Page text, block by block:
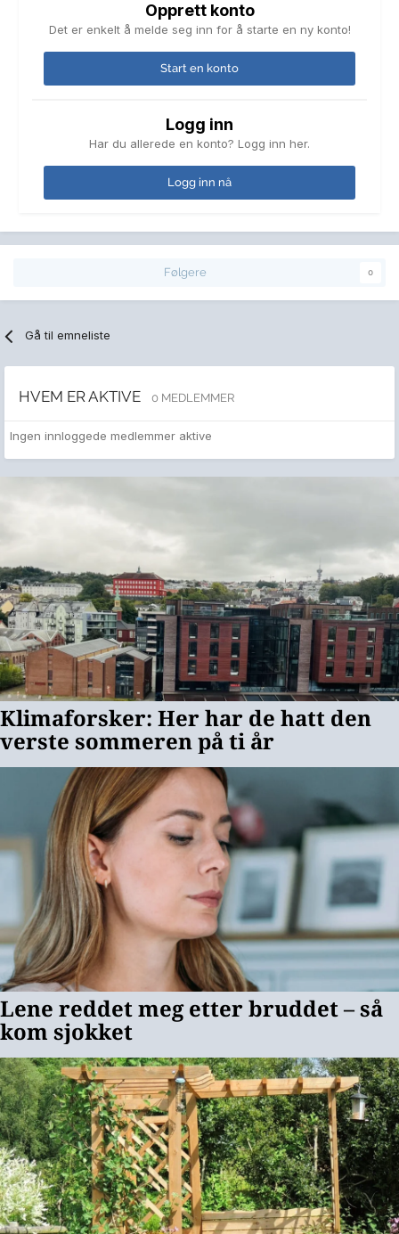
Opprett konto
Det er enkelt å melde seg inn for å starte en ny konto!
Start en konto
Logg inn
Har du allerede en konto? Logg inn her.
Logg inn nå
Følgere 0
Gå til emneliste
HVEM ER AKTIVE 0 MEDLEMMER
Ingen innloggede medlemmer aktive